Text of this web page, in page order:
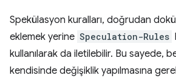
Spekülasyon kuralları, doğrudan
eklemek yerine Speculation-Rules
kullanılarak da iletilebilir. Bu sayede,
kendisinde değişiklik yapılmasına